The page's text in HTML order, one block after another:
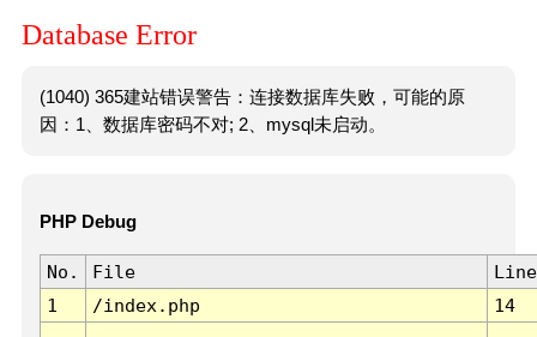
Database Error
(1040) 365建站错误警告：连接数据库失败，可能的原
因：1、数据库密码不对; 2、mysql未启动。
PHP Debug
No. File
Line
1
/index.php 14